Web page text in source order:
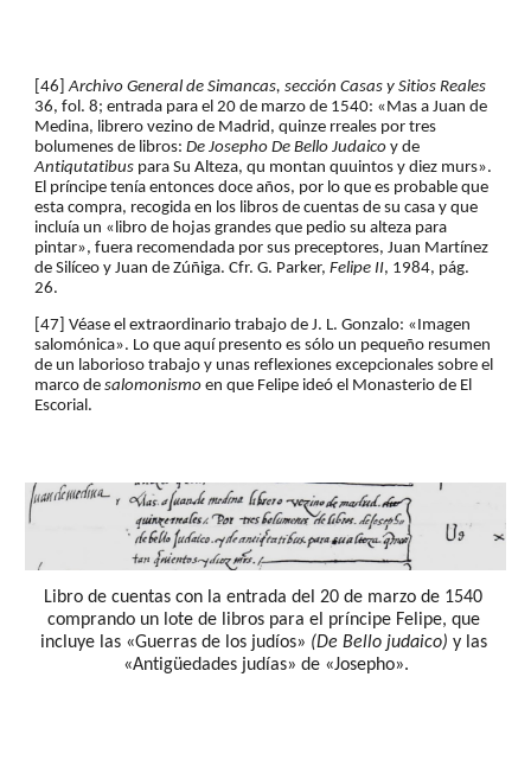
[46] Archivo General de Simancas, sección Casas y Sitios Reales
36, fol. 8; entrada para el 20 de marzo de 1540: «Mas a Juan de
Medina, librero vezino de Madrid, quinze rreales por tres
bolumenes de libros: De Josepho De Bello Judaico
Antiqutatibus para Su Alteza, qu montan quuintos y diez murs».
El príncipe tenía entonces doce años, por lo que es probable que
esta compra, recogida en los libros de cuentas de su casa y que
incluía un «libro de hojas grandes que pedio su alteza para
pintar», fuera recomendada por sus preceptores, Juan Martínez
de Silíceo y Juan de Zúñiga. Cfr. G. Parker, Felipe II, 1984, pág.
26.
[47] Véase el extraordinario trabajo de J. L. Gonzalo: «Imagen
salomónica». Lo que aquí presento es sólo un pequeño resumen
de un laborioso trabajo y unas reflexiones excepcionales sobre el
marco de salomonismo en que Felipe ideó el Monasterio de El
Escorial.
Libro de cuentas con la entrada del 20 de marzo de 1540
comprando un lote de libros para el príncipe Felipe, que
incluye las «Guerras de los judíos» (De Bello judaico) y las
«Antigüedades judías» de «Josepho».